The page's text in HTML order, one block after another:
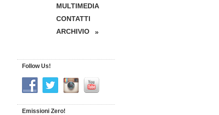
MULTIMEDIA
CONTATTI
ARCHIVIO
»
Follow Us!
Emissioni Zero!